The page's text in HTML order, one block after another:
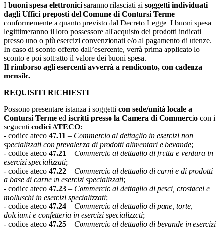
I buoni spesa elettronici saranno rilasciati ai soggetti individuati
dagli Uffici preposti del Comune di Contursi Terme
conformemente a quanto previsto dal Decreto Legge. I buoni spesa
legittimeranno il loro possessore all'acquisto dei prodotti indicati
presso uno o più esercizi convenzionati e/o al pagamento di utenze.
In caso di sconto offerto dall’esercente, verrà prima applicato lo
sconto e poi sottratto il valore dei buoni spesa.
Il rimborso agli esercenti avverrà a rendiconto, con cadenza
mensile.
REQUISITI RICHIESTI
Possono presentare istanza i soggetti con sede/unità locale a
Contursi Terme ed iscritti presso la Camera di Commercio con i
seguenti codici ATECO:
- codice ateco 47.11 – Commercio al dettaglio in esercizi non
specializzati con prevalenza di prodotti alimentari e bevande;
- codice ateco 47.21 – Commercio al dettaglio di frutta e verdura in
esercizi specializzati;
- codice ateco 47.22 – Commercio al dettaglio di carni e di prodotti
a base di carne in esercizi specializzati;
- codice ateco 47.23 – Commercio al dettaglio di pesci, crostacei e
molluschi in esercizi specializzati;
- codice ateco 47.24 – Commercio al dettaglio di pane, torte,
dolciumi e confetteria in esercizi specializzati;
- codice ateco 47.25 – Commercio al dettaglio di bevande in esercizi